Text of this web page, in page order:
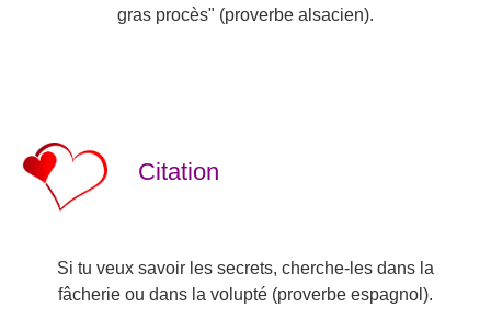
gras procès" (proverbe alsacien).
Citation
Si tu veux savoir les secrets, cherche-les dans la
fâcherie ou dans la volupté (proverbe espagnol).